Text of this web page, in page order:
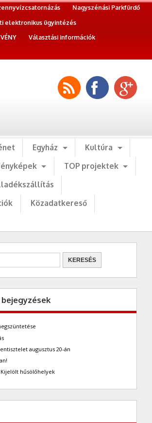
Nagyszénási Parkfürdő
elektronikus ügyintézés
Választási információk
Egyház
Kultúra
TOP projektek
Közadatkereső
augusztus 20-án
Kijelölt hűsölőhelyek